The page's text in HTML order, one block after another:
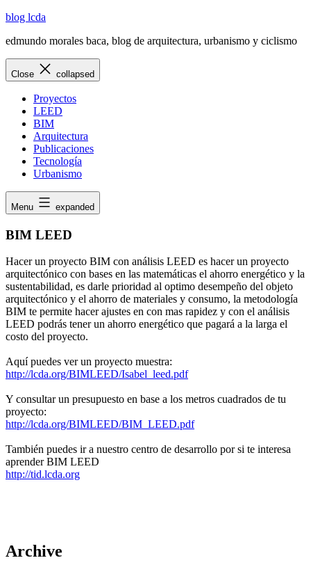
Skip
content
blog lcda
edmundo morales baca, blog de arquitectura, urbanismo y ciclismo
Close collapsed
Proyectos
LEED
BIM
Arquitectura
Publicaciones
Tecnología
Urbanismo
Menu expanded
BIM LEED
Hacer un proyecto BIM con análisis LEED es hacer un proyecto
arquitectónico con bases en las matemáticas el ahorro energético y la
sustentabilidad, es darle prioridad al optimo desempeño del objeto
arquitectónico y el ahorro de materiales y consumo, la metodología
BIM te permite hacer ajustes en con mas rapidez y con el análisis
LEED podrás tener un ahorro energético que pagará a la larga el
costo del proyecto.
Aquí puedes ver un proyecto muestra:
http://lcda.org/BIMLEED/Isabel_leed.pdf
Y consultar un presupuesto en base a los metros cuadrados de tu
proyecto:
http://lcda.org/BIMLEED/BIM_LEED.pdf
También puedes ir a nuestro centro de desarrollo por si te interesa
aprender BIM LEED
http://tid.lcda.org
Archive